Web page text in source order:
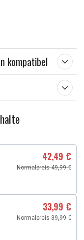
kompatibel
42,49 €
Normalpreis 49,99 €
33,99 €
Normalpreis 39,99 €